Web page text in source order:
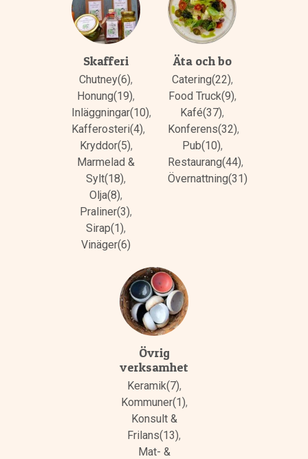
Skafferi
Chutney(6),
Honung(19),
Inläggningar(10),
Kafferosteri(4),
Kryddor(5),
Marmelad &
Sylt(18),
Olja(8),
Praliner(3),
Sirap(1),
Vinäger(6)
Äta och bo
Catering(22),
Food Truck(9),
Kafé(37),
Konferens(32),
Pub(10),
Restaurang(44),
Övernattning(31)
Övrig
verksamhet
Keramik(7),
Kommuner(1),
Konsult &
Frilans(13),
Mat- &